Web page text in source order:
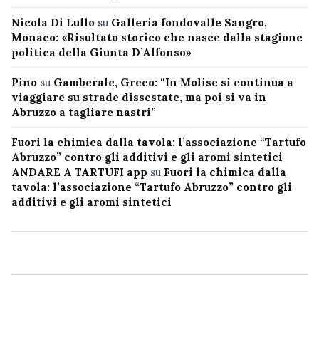
Nicola Di Lullo su Galleria fondovalle Sangro,
Monaco: «Risultato storico che nasce dalla stagione
politica della Giunta D’Alfonso»
Pino su Gamberale, Greco: “In Molise si continua a
viaggiare su strade dissestate, ma poi si va in
Abruzzo a tagliare nastri”
Fuori la chimica dalla tavola: l’associazione “Tartufo
Abruzzo” contro gli additivi e gli aromi sintetici
ANDARE A TARTUFI app su Fuori la chimica dalla
tavola: l’associazione “Tartufo Abruzzo” contro gli
additivi e gli aromi sintetici